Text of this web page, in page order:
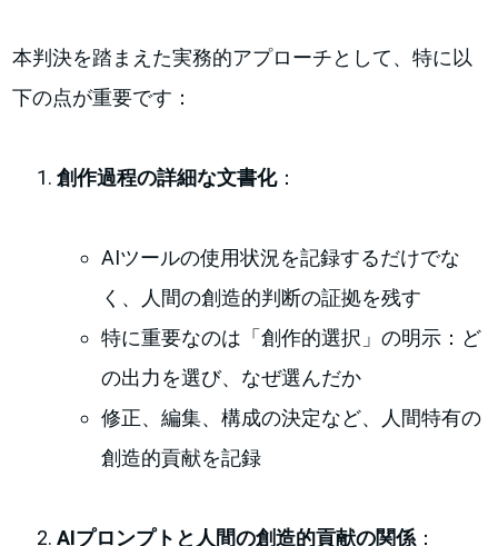
本判決を踏まえた実務的アプローチとして、特に以
下の点が重要です：
創作過程の詳細な文書化：
AIツールの使用状況を記録するだけでな
く、人間の創造的判断の証拠を残す
特に重要なのは「創作的選択」の明示：ど
の出力を選び、なぜ選んだか
修正、編集、構成の決定など、人間特有の
創造的貢献を記録
AIプロンプトと人間の創造的貢献の関係 ：